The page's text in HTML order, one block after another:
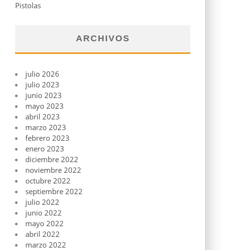
Pistolas
ARCHIVOS
julio 2026
julio 2023
junio 2023
mayo 2023
abril 2023
marzo 2023
febrero 2023
enero 2023
diciembre 2022
noviembre 2022
octubre 2022
septiembre 2022
julio 2022
junio 2022
mayo 2022
abril 2022
marzo 2022